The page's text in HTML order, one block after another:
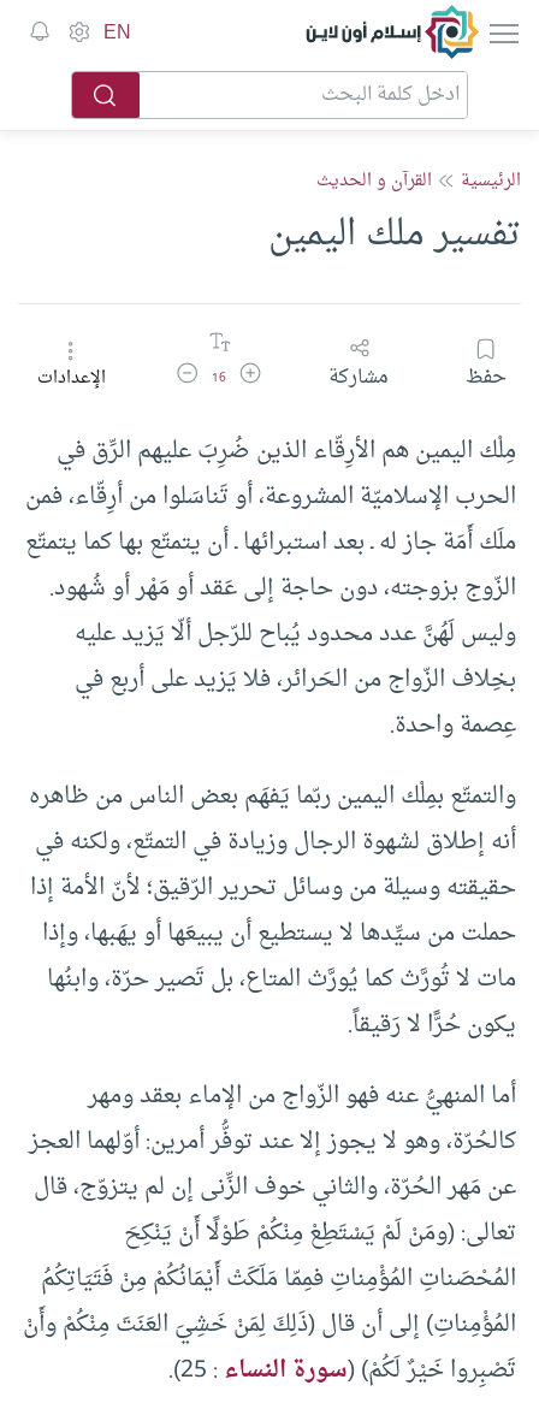
إسلام أون لاين EN
الرئيسية القرآن و الحديث
تفسير ملك اليمين
حفظ مشاركة زيادة حجم الخط
16 تقليل حجم الخطالإعدادات
مِلْك اليمين هم الأرِقّاء الذين ضُرِبَ عليهم الرِّق في
الحرب الإسلاميّة المشروعة، أو تَناسَلوا من أرِقّاء، فمن
ملَك أَمَة جاز له ـ بعد استبرائها ـ أن يتمتّع بها كما يتمتّع
الزّوج بزوجته، دون حاجة إلى عَقد أو مَهْر أو شُهود.
وليس لَهُنَّ عدد محدود يُباح للرّجل ألّا يَزيد عليه
بخِلاف الزّواج من الحَرائر، فلا يَزيد على أربع في
عِصمة واحدة.
والتمتّع بمِلْك اليمين ربّما يَفهَم بعض الناس من ظاهره
أنه إطلاق لشهوة الرجال وزيادة في التمتّع، ولكنه في
حقيقته وسيلة من وسائل تحرير الرّقيق؛ لأنّ الأمة إذا
حملت من سيِّدها لا يستطيع أن يبيعَها أو يهَبها، وإذا
مات لا تُورَّث كما يُورَّث المتاع، بل تَصير حرّة، وابنُها
يكون حُرًّا لا رَقيقاً.
أما المنهيُّ عنه فهو الزّواج من الإماء بعقد ومهر
كالحُرّة، وهو لا يجوز إلا عند توفُّر أمرين: أوّلهما العجز
عن مَهر الحُرّة، والثاني خوف الزِّنى إن لم يتزوّج، قال
تعالى: (ومَنْ لَمْ يَسْتَطِعْ مِنْكُمْ طَوْلًا أَنْ يَنْكِحَ
المُحْصَناتِ المُؤْمِناتِ فمِمّا مَلَكَتْ أَيْمَانُكُمْ مِنْ فَتَيَاتِكُمُ
المُؤْمِناتِ) إلى أن قال (ذَلِكَ لِمَنْ خَشِيَ العَنَتَ مِنْكُمْ وأَنْ
تَصْبِروا خَيْرٌ لَكُمْ) (سورة النساء: 25).